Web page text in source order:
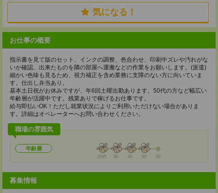
気になる！
お仕事の概要
指示書を見て版のセット、インクの調整、色合わせ、印刷中ズレや汚れがな
いか確認、出来たものを隣の部屋へ運搬などの作業をお願いします。(派遣)
細かい色味も見るため、視力補正を含め業務に支障のない方に向いていま
す。仕出し弁当あり。
基本土日祝がお休みですが、年6回土曜出勤あります。50代の方など幅広い
年齢層が活躍中です。残業ありで稼げるお仕事です。
給与即払いOK！ただし就業状況によりご利用いただけない場合がありま
す。詳細はオペレーターへお問い合わせください。
職場の雰囲気
年齢層
20代 30 40 50 60
募集情報